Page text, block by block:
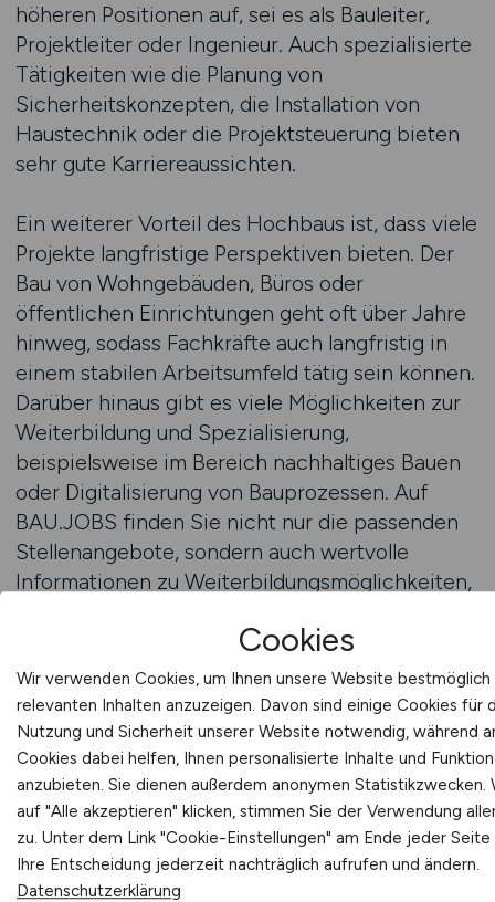
höheren Positionen auf, sei es als Bauleiter,
Projektleiter oder Ingenieur. Auch spezialisierte
Tätigkeiten wie die Planung von
Sicherheitskonzepten, die Installation von
Haustechnik oder die Projektsteuerung bieten
sehr gute Karriereaussichten.
Ein weiterer Vorteil des Hochbaus ist, dass viele
Projekte langfristige Perspektiven bieten. Der
Bau von Wohngebäuden, Büros oder
öffentlichen Einrichtungen geht oft über Jahre
hinweg, sodass Fachkräfte auch langfristig in
einem stabilen Arbeitsumfeld tätig sein können.
Darüber hinaus gibt es viele Möglichkeiten zur
Weiterbildung und Spezialisierung,
beispielsweise im Bereich nachhaltiges Bauen
oder Digitalisierung von Bauprozessen. Auf
BAU.JOBS finden Sie nicht nur die passenden
Stellenangebote, sondern auch wertvolle
Informationen zu Weiterbildungsmöglichkeiten,
Die Nachfrage nach Fachkräften im Hochbau
ist weiterhin hoch, da immer mehr Projekte
umgesetzt werden. Auf BAU.JOBS haben Sie
Zugang zu einer Vielzahl von Stellenanzeigen,
die Ihnen helfen, eine Position zu finden, die
nicht nur zu Ihren Qualifikationen passt,
sondern auch Ihre beruflichen Ziele fördert.
Cookies
Wir verwenden Cookies, um Ihnen unsere Website
relevanten Inhalten anzuzeigen. Davon sind einige Cookies für
Nutzung und Sicherheit unserer Website notwendig, während
Cookies dabei helfen, Ihnen personalisierte Inhalte und
anzubieten. Sie dienen außerdem anonymen Statistikzwecken.
auf "Alle akzeptieren" klicken, stimmen Sie der Verwendung
zu. Unter dem Link "Cookie-Einstellungen" am Ende jeder Seite
Ihre Entscheidung jederzeit nachträglich aufrufen und ändern.
Datenschutzerklärung